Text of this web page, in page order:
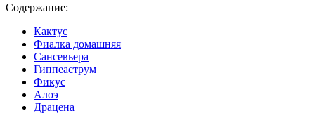
Содержание:
Кактус
Фиалка домашняя
Сансевьера
Гиппеаструм
Фикус
Алоэ
Драцена